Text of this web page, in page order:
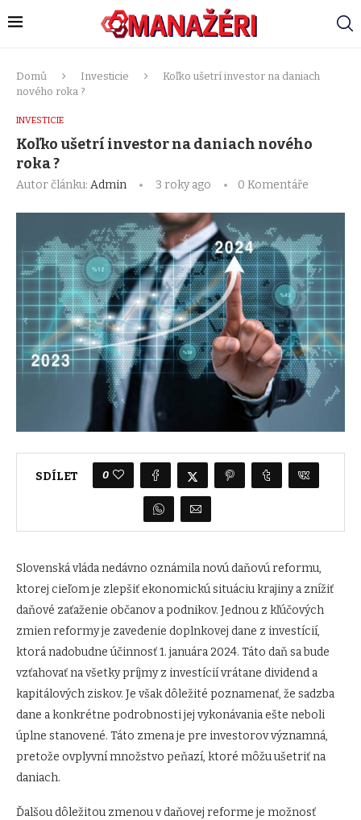
Domů Investicie
Koľko ušetrí investor na daniach
nového roka ?
INVESTICIE
Koľko ušetrí investor na daniach nového
roka ?
Autor článku: Admin 3 roky ago 0 Komentáře
SDÍLET 0
Slovenská vláda nedávno oznámila novú daňovú reformu,
ktorej cieľom je zlepšiť ekonomickú situáciu krajiny a znížiť
daňové zaťaženie občanov a podnikov. Jednou z kľúčových
zmien reformy je zavedenie doplnkovej dane z investícií,
ktorá nadobudne účinnosť 1. januára 2024. Táto daň sa bude
vzťahovať na všetky príjmy z investícií vrátane dividend a
kapitálových ziskov. Je však dôležité poznamenať, že sadzba
dane a konkrétne podrobnosti jej vykonávania ešte neboli
úplne stanovené. Táto zmena je pre investorov významná,
pretože ovplyvní množstvo peňazí, ktoré môžu ušetriť na
daniach.
Ďalšou dôležitou zmenou v daňovej reforme je možnosť